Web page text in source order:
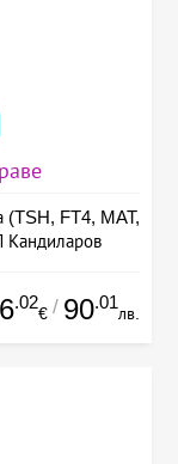
(TSH, FT4, MAT,
Кандиларов
.02
€ / 90.01
лв.